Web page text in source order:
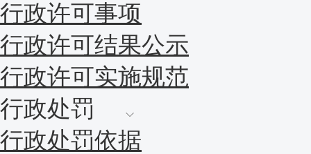
行政许可事项
行政许可结果公示
行政许可实施规范
行政处罚
行政处罚依据